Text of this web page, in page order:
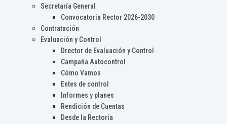
Secretaría General
Convocatoria Rector 2026-2030
Contratación
Evaluación y Control
Drector de Evaluación y Control
Campaña Autocontrol
Cómo Vamos
Entes de control
Informes y planes
Rendición de Cuentas
Desde la Rectoría